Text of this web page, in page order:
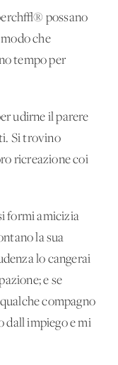
possano
che
tempo per
udirne il parere
Si trovino
ricreazione coi
formi amicizia
la sua
lo cangerai
e se
compagno
dall'impiego e mi